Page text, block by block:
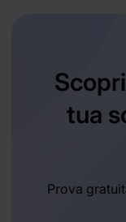
tua
Prova